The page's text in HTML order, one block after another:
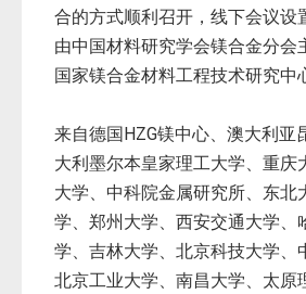
合的方式顺利召开，线下会议设
由中国材料研究学会镁合金分会
国家镁合金材料工程技术研究中
来自德国HZG镁中心、澳大利亚
大利墨尔本皇家理工大学、重庆
大学、中科院金属研究所、东北
学、郑州大学、西安交通大学、
学、吉林大学、北京科技大学、
北京工业大学、南昌大学、太原